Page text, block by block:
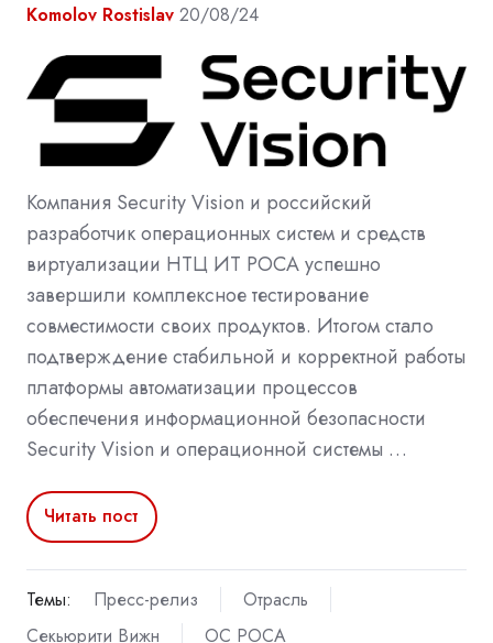
Komolov Rostislav 20/08/24
Компания Security Vision и российский
разработчик операционных систем и средств
виртуализации НТЦ ИТ РОСА успешно
завершили комплексное тестирование
совместимости своих продуктов. Итогом стало
подтверждение стабильной и корректной работы
платформы автоматизации процессов
обеспечения информационной безопасности
Security Vision и операционной системы …
Читать пост
Темы: Пресс-релиз
Отрасль
Секьюрити Вижн
ОС РОСА